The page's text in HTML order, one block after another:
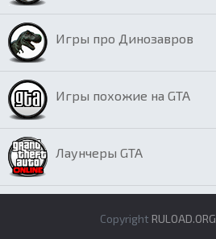
Игры про Динозавров
Игры похожие на GTA
Лаунчеры GTA
Copyright RULOAD.ORG